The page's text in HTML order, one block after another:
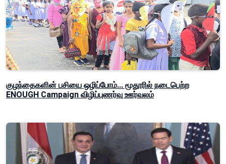
குழந்தைகளின் பசியை ஒழிப்போம்... மூதூரில் நடைபெற்ற
ENOUGH Campaign விழிப்புணர்வு ஊர்வலம்